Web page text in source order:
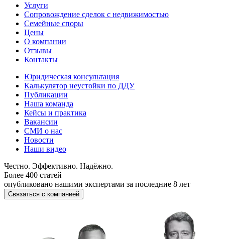
Услуги
Сопровождение сделок с недвижимостью
Семейные споры
Цены
О компании
Отзывы
Контакты
Юридическая консультация
Калькулятор неустойки по ДДУ
Публикации
Наша команда
Кейсы и практика
Вакансии
СМИ о нас
Новости
Наши видео
Честно. Эффективно. Надёжно.
Более 400 статей
опубликовано нашими экспертами за последние 8 лет
Связаться с компанией